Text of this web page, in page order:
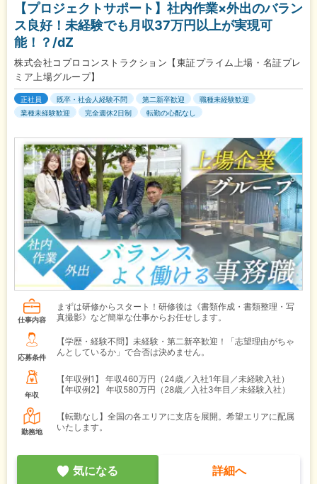
【プロジェクトサポート】社内作業×外出のバラン
ス良好！未経験でも月収37万円以上が実現可
能！？/dZ
株式会社コプロコンストラクション【東証プライム上場・名証プレ
ミア上場グループ】
正社員 既卒・社会人経験不問 第二新卒歓迎
職種未経験歓迎
業種未経験歓迎
完全週休2日制 転勤の心配なし
仕事内容
まずは研修からスタート！研修後は《書類作成・書類整理・写
真撮影》など簡単な仕事からお任せします。
応募条件
【学歴・経験不問】未経験・第二新卒歓迎！「志望理由がちゃ
んとしているか」で合否は決めません。
年収
【年収例1】
年収460万円（24歳／入社1年目／未経験入社）
【年収例2】
年収580万円（28歳／入社3年目／未経験入社）
勤務地
【転勤なし】全国の各エリアに支店を展開。希望エリアに配属
いたします。
気になる 詳細へ